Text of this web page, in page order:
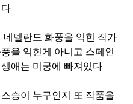
델란드 화풍을 익힌 작가
을 익힌게 아니고 스페인
애는 미궁에 빠져있다
승이 누구인지 또 작품을